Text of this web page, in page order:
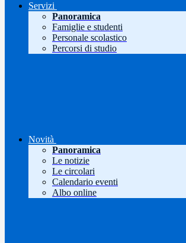
Servizi
Panoramica
Famiglie e studenti
Personale scolastico
Percorsi di studio
Novità
Panoramica
Le notizie
Le circolari
Calendario eventi
Albo online